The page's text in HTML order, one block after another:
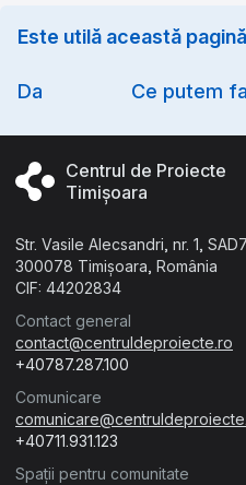
Este utilă această
Da Ce putem
Centrul de Proiecte
Timișoara
Str. Vasile Alecsandri, nr. 1, SAD7
300078 Timișoara, România
CIF: 44202834
Contact general
contact@centruldeproiecte.ro
+40787.287.100
Comunicare
+40711.931.123
Spații pentru comunitate